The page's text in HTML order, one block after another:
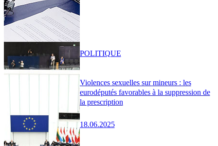
Violences sexuelles sur mineurs : les
eurodéputés favorables à la suppression de
la prescription
18.06.2025
POLITIQUE